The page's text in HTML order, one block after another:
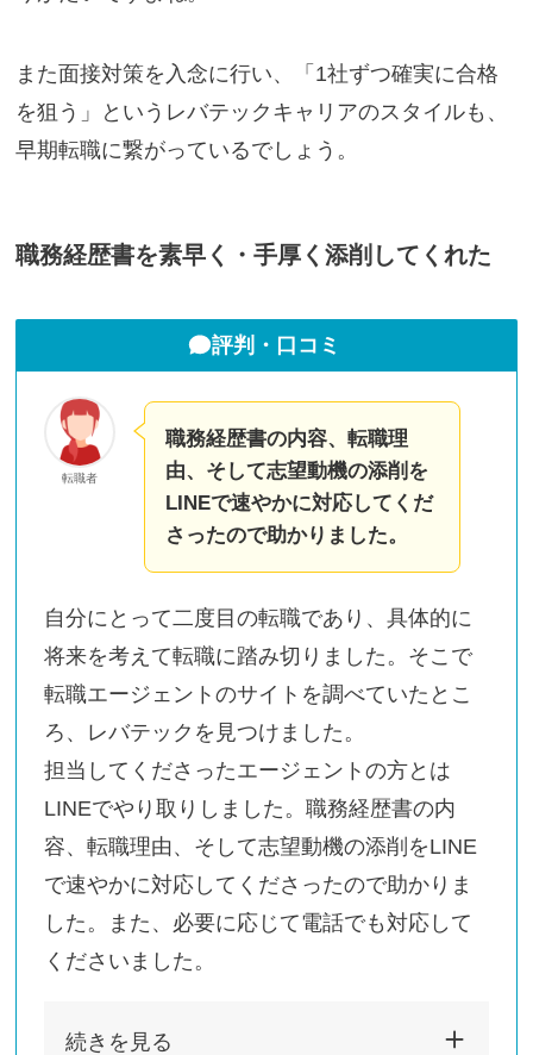
また面接対策を入念に行い、「1社ずつ確実に合格
を狙う」というレバテックキャリアのスタイルも、
早期転職に繋がっているでしょう。
職務経歴書を素早く・手厚く添削してくれた
評判・口コミ
転職者
職務経歴書の内容、転職理
由、そして志望動機の添削を
LINEで速やかに対応してくだ
さったので助かりました。
自分にとって二度目の転職であり、具体的に
将来を考えて転職に踏み切りました。そこで
転職エージェントのサイトを調べていたとこ
ろ、レバテックを見つけました。
担当してくださったエージェントの方とは
LINEでやり取りしました。職務経歴書の内
容、転職理由、そして志望動機の添削をLINE
で速やかに対応してくださったので助かりま
した。また、必要に応じて電話でも対応して
くださいました。
続きを見る